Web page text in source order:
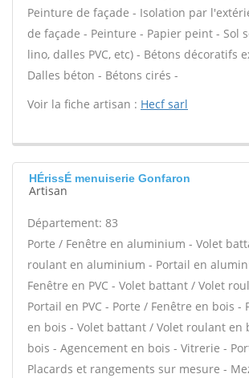
Peinture de façade - Isolation par
de façade - Peinture - Papier peint - Sol
lino, dalles PVC, etc) - Bétons décoratifs
Dalles béton - Bétons cirés -
Voir la fiche artisan : Hecf sarl
HÉrissÉ menuiserie Gonfaron
Artisan
Département: 83
Porte / Fenêtre en aluminium - Volet
roulant en aluminium - Portail en
Fenêtre en PVC - Volet battant / Volet
Portail en PVC - Porte / Fenêtre en bois
en bois - Volet battant / Volet roulant en
bois - Agencement en bois - Vitrerie -
Placards et rangements sur mesure -